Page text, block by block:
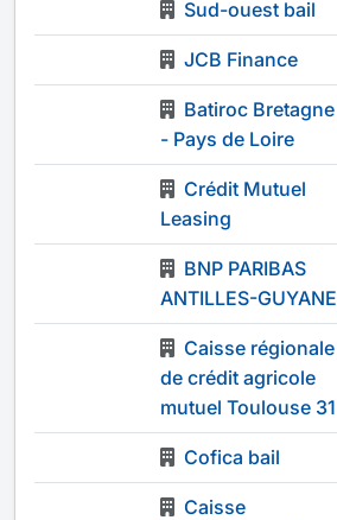
Sud-ouest bail
JCB Finance
Batiroc Bretagne
- Pays de Loire
Crédit Mutuel
Leasing
BNP PARIBAS
ANTILLES-GUYANE
Caisse régionale
de crédit agricole
mutuel Toulouse 31
Cofica bail
Caisse